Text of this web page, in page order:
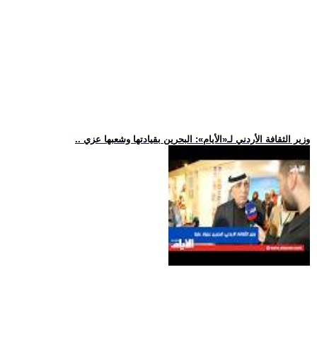
.. وزير الثقافة الأردني لـ«الأيام»: البحرين بقيادتها وشعبها عزي